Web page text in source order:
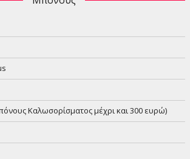
Καλωσορίσματος μέχρι και 300 ευρώ)